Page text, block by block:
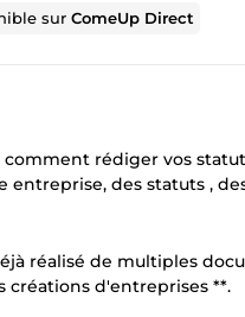
surComeUp Direct
comment rédiger vos
des statuts ,
réalisé de multiples
créations d'entreprises **.